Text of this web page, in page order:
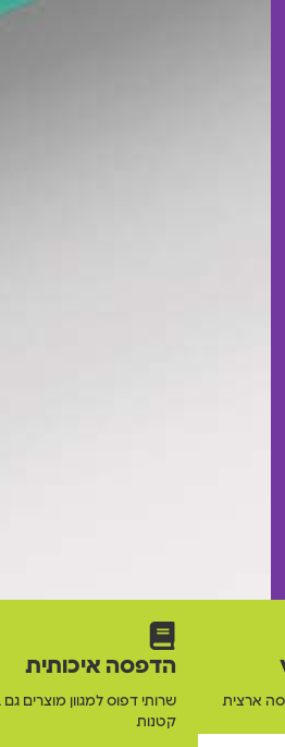
ארצית
הדפסה איכותית
שרותי דפוס למגוון מוצרים גם
קטנות